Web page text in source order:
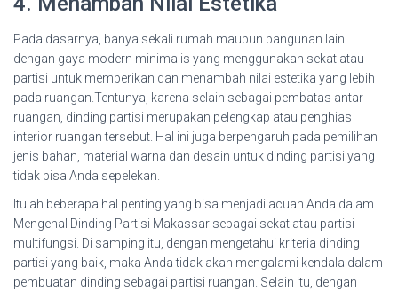
Pada dasarnya, banya sekali rumah maupun bangunan lain
dengan gaya modern minimalis yang menggunakan sekat atau
partisi untuk memberikan dan menambah nilai estetika yang lebih
pada ruangan.Tentunya, karena selain sebagai pembatas antar
ruangan, dinding partisi merupakan pelengkap atau penghias
interior ruangan tersebut. Hal ini juga berpengaruh pada pemilihan
jenis bahan, material warna dan desain untuk dinding partisi yang
tidak bisa Anda sepelekan.
Itulah beberapa hal penting yang bisa menjadi acuan Anda dalam
Mengenal Dinding Partisi Makassar sebagai sekat atau partisi
multifungsi. Di samping itu, dengan mengetahui kriteria dinding
partisi yang baik, maka Anda tidak akan mengalami kendala dalam
pembuatan dinding sebagai partisi ruangan. Selain itu, dengan